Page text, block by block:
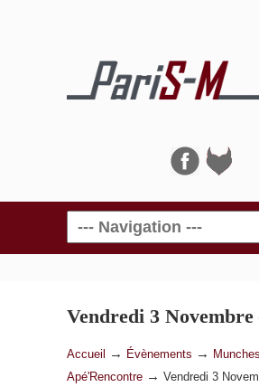
Navigation
Vendredi 3 Novembre
Apé’rencontre n°64
Accueil → Évènements → Munches
Apé'Rencontre → Vendredi 3